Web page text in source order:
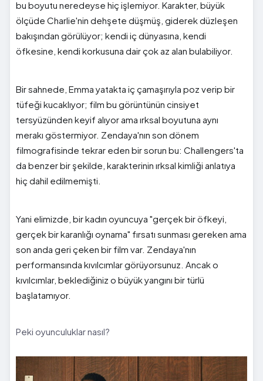
bu boyutu neredeyse hiç işlemiyor. Karakter, büyük
ölçüde Charlie'nin dehşete düşmüş, giderek düzleşen
bakışından görülüyor; kendi iç dünyasına, kendi
öfkesine, kendi korkusuna dair çok az alan bulabiliyor.
Bir sahnede, Emma yatakta iç çamaşırıyla poz verip bir
tüfeği kucaklıyor; film bu görüntünün cinsiyet
tersyüzünden keyif alıyor ama ırksal boyutuna aynı
merakı göstermiyor. Zendaya'nın son dönem
filmografisinde tekrar eden bir sorun bu: Challengers'ta
da benzer bir şekilde, karakterinin ırksal kimliği anlatıya
hiç dahil edilmemişti.
Yani elimizde, bir kadın oyuncuya "gerçek bir öfkeyi,
gerçek bir karanlığı oynama" fırsatı sunması gereken ama
son anda geri çeken bir film var. Zendaya'nın
performansında kıvılcımlar görüyorsunuz. Ancak o
kıvılcımlar, beklediğiniz o büyük yangını bir türlü
başlatamıyor.
Peki oyunculuklar nasıl?